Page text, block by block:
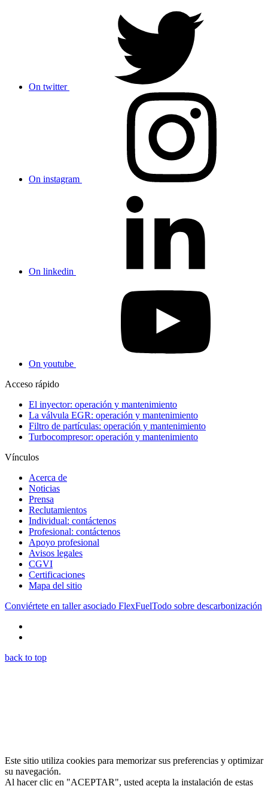
On twitter
On instagram
On linkedin
On youtube
Acceso rápido
El inyector: operación y mantenimiento
La válvula EGR: operación y mantenimiento
Filtro de partículas: operación y mantenimiento
Turbocompresor: operación y mantenimiento
Vínculos
Acerca de
Noticias
Prensa
Reclutamientos
Individual: contáctenos
Profesional: contáctenos
Apoyo profesional
Avisos legales
CGVI
Certificaciones
Mapa del sitio
Conviértete en taller asociado FlexFuelTodo sobre descarbonización
back to top
Este sitio utiliza cookies para memorizar sus preferencias y optimizar
su navegación.
Al hacer clic en "ACEPTAR", usted acepta la instalación de estas